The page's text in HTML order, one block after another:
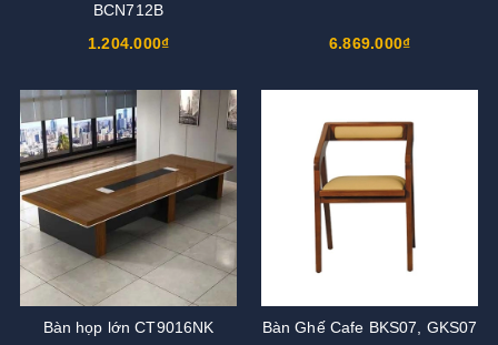
BCN712B
1.204.000₫
6.869.000₫
Bàn họp lớn CT9016NK Bàn Ghế Cafe BKS07, GKS07